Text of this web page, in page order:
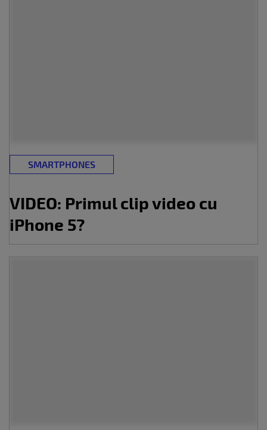
SMARTPHONES
VIDEO: Primul clip video cu
iPhone 5?